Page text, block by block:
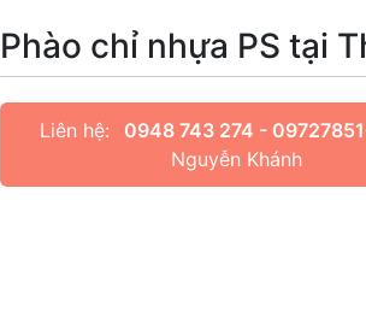
Phào chỉ nhựa PS tại
Liên hệ:
0948 743 274 -
Nguyễn Khánh